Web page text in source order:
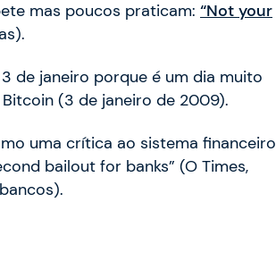
mas poucos praticam: “Not your
de janeiro porque é um dia muito
(3 de janeiro de 2009).
uma crítica ao sistema financeiro
bailout for banks” (O Times,